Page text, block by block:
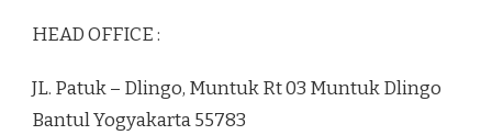
HEAD OFFICE :
JL. Patuk – Dlingo, Muntuk Rt 03 Muntuk Dlingo
Bantul Yogyakarta 55783